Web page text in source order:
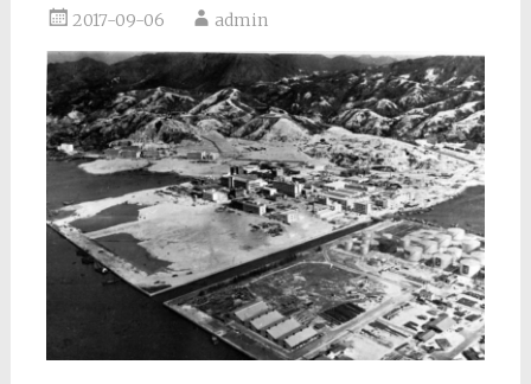
2017-09-06 admin